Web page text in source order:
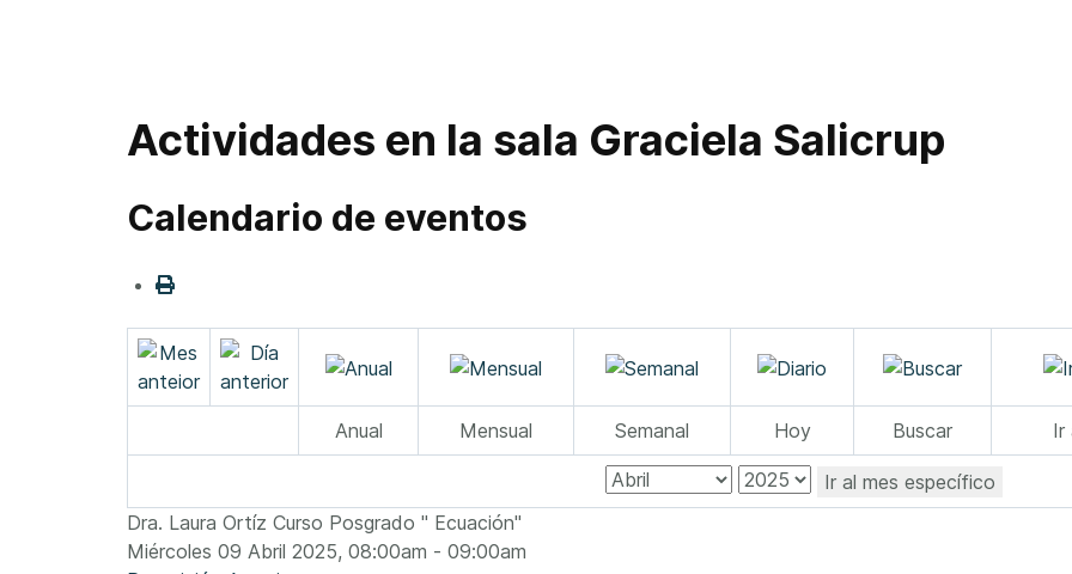
Actividades en la sala Graciela Salicrup
Calendario de eventos
Anual Mensual Semanal Hoy Buscar Ir
Ir al mes específico
Dra. Laura Ortíz Curso Posgrado " Ecuación"
Miércoles 09 Abril 2025, 08:00am - 09:00am